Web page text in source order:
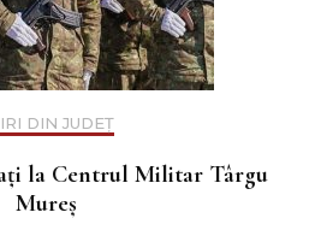
DIN JUDEȚ
la Centrul Militar Târgu
Mureș